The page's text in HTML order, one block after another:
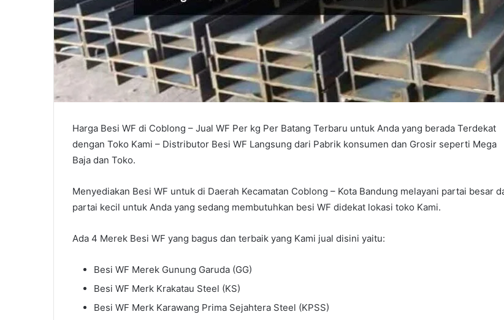
Harga Besi WF di Coblong – Jual WF Per kg Per Batang Terbaru untuk Anda yang berada Terdekat
dengan Toko Kami – Distributor Besi WF Langsung dari Pabrik konsumen dan Grosir seperti Mega
Baja dan Toko.
Menyediakan Besi WF untuk di Daerah Kecamatan Coblong – Kota Bandung melayani partai besar
partai kecil untuk Anda yang sedang membutuhkan besi WF didekat lokasi toko Kami.
Ada 4 Merek Besi WF yang bagus dan terbaik yang Kami jual disini yaitu:
Besi WF Merek Gunung Garuda (GG)
Besi WF Merk Krakatau Steel (KS)
Besi WF Merk Karawang Prima Sejahtera Steel (KPSS)